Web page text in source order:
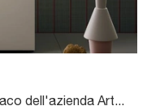
mobili bagno a terra in laccato opaco dell'azienda Artesi: clicca e scopri l'arredo bagno classico Kasa 03 per la stanza del benessere.